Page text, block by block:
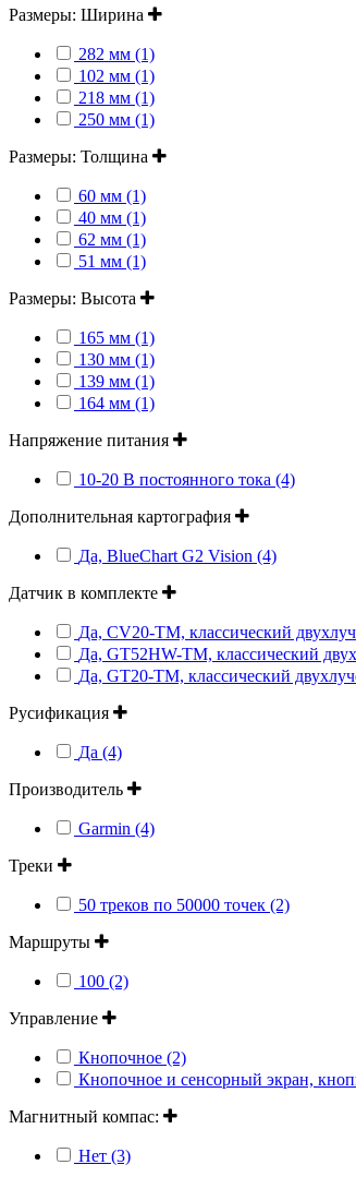
Размеры: Ширина
282 мм (1)
102 мм (1)
218 мм (1)
250 мм (1)
Размеры: Толщина
60 мм (1)
40 мм (1)
62 мм (1)
51 мм (1)
Размеры: Высота
165 мм (1)
130 мм (1)
139 мм (1)
164 мм (1)
Напряжение питания
10-20 В постоянного тока (4)
Дополнительная картография
Да, BlueChart G2 Vision (4)
Датчик в комплекте
Да, CV20-TM, классический
Да, GT52HW-TM, классический
Да, GT20-TM, классический
Русификация
Да (4)
Производитель
Garmin (4)
Треки
50 треков по 50000 точек (2)
Маршруты
100 (2)
Управление
Кнопочное (2)
Кнопочное и сенсорный экран,
Магнитный компас:
Нет (3)